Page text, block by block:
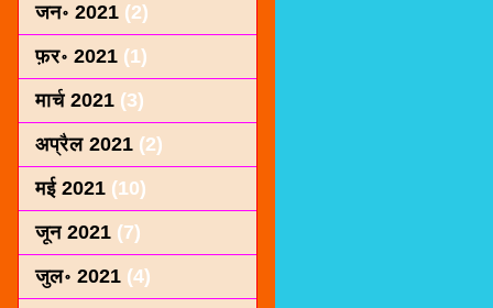
जन॰ 2021 (2)
फ़र॰ 2021 (1)
मार्च 2021 (3)
अप्रैल 2021 (2)
मई 2021 (10)
जून 2021 (7)
जुल॰ 2021 (4)